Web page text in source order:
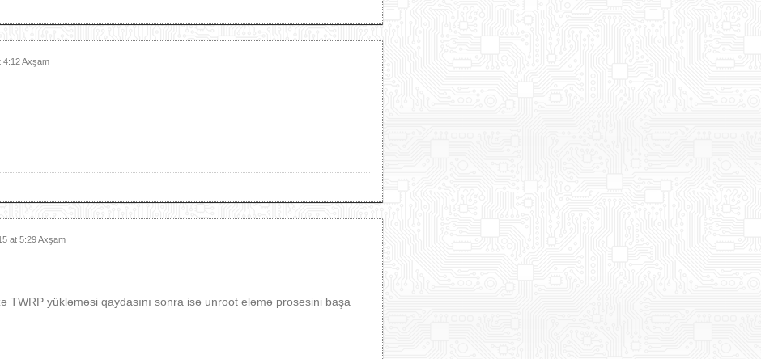
4:12 Axşam
at 5:29 Axşam
TWRP yükləməsi qaydasını sonra isə unroot eləmə prosesini başa